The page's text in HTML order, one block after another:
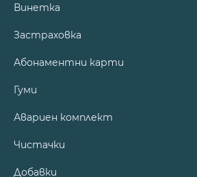
Винетка
Застраховка
Абонаментни карти
Гуми
Авариен комплект
Чистачки
Добавки